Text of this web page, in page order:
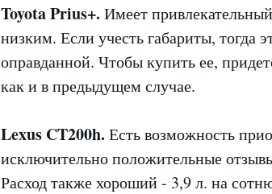
Toyota Prius+. Имеет
низким. Если учесть габариты, тогда
оправданной. Чтобы купить ее,
как и в предыдущем случае.
Lexus CT200h. Есть возможность
исключительно положительные
Расход также хороший - 3,9 л. на